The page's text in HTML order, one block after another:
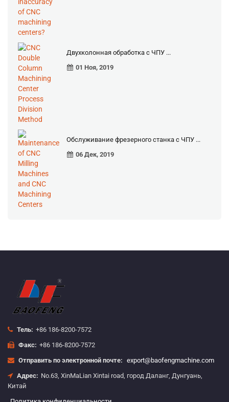
Двухколонная обработка с ЧПУ ...
01 Ноя, 2019
Обслуживание фрезерного станка с ЧПУ ...
06 Дек, 2019
Тель: +86 186-8200-7572
Факс: +86 186-8200-7572
Отправить по электронной почте: export@baofengmachine.com
Адрес: No.63, XinMaLian Xintai road, город Даланг, Дунгуань,
Китай